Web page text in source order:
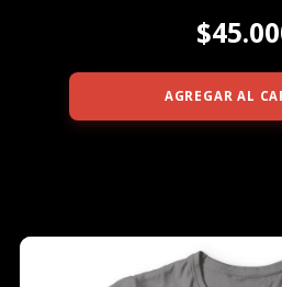
AGREGAR AL